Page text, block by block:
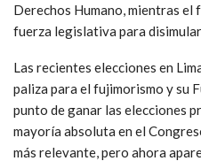
Derechos Humano, mientras el
fuerza legislativa para
Las recientes elecciones en
paliza para el fujimorismo y su
punto de ganar las elecciones
mayoría absoluta en el
más relevante, pero ahora